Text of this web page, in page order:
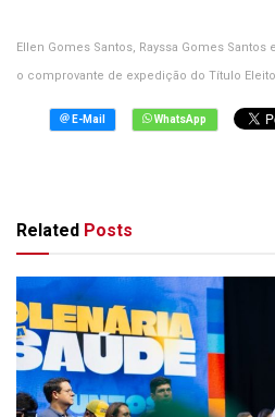
Ellen Gomes Santos, Rayssa Gomes
o comprovante de expedição do Título
Related Posts